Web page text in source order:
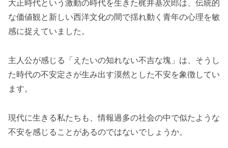
大正時代という激動の時代を生きた梶井基次郎は、伝統的
な価値観と新しい西洋文化の間で揺れ動く青年の心理を敏
感に捉えていました。
主人公が感じる「えたいの知れない不吉な塊」は、そうし
た時代の不安定さが生み出す漠然とした不安を象徴してい
ます。
現代に生きる私たちも、情報過多の社会の中で似たような
不安を感じることがあるのではないでしょうか。